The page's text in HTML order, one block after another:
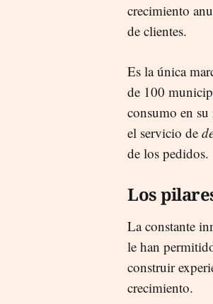
crecimiento
de clientes.
Es la única
de 100
consumo en su
el servicio de
de los pedidos.
Los
La constante
le han
construir
crecimiento.